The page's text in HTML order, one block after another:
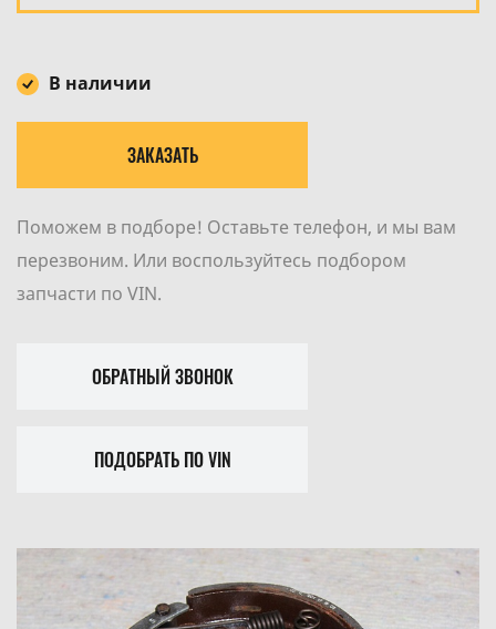
В наличии
ЗАКАЗАТЬ
Поможем в подборе! Оставьте телефон, и мы вам
перезвоним. Или воспользуйтесь подбором
запчасти по VIN.
ОБРАТНЫЙ ЗВОНОК
ПОДОБРАТЬ ПО VIN